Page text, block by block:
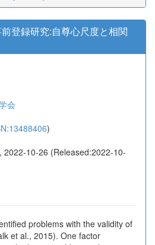
登録研究:自尊心尺度と相関
会
)
10-26 (Released:2022-10-
problems with the validity of
et al., 2015). One factor